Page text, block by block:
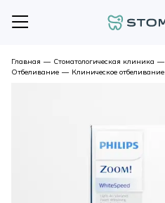
Главная — Стоматологическая клиника —
Отбеливание — Клиническое отбеливание